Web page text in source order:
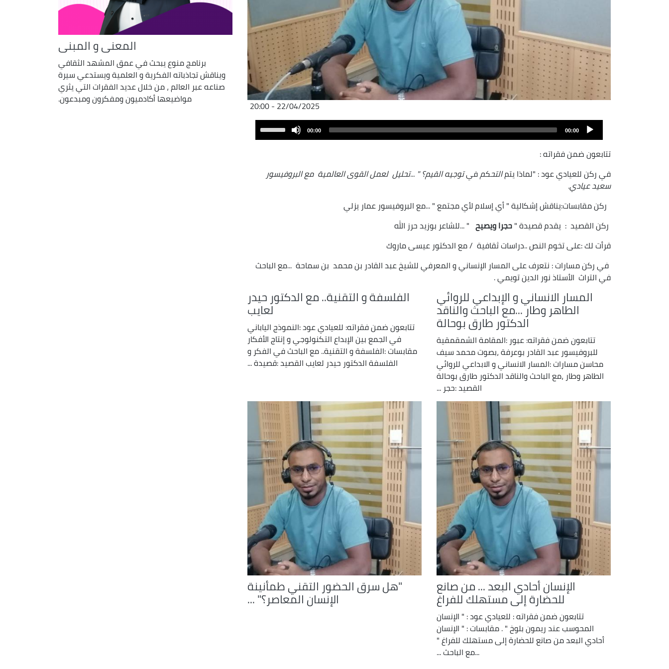
22/04/2025 - 20:00
Player
00:00
00:00
تتابعون ضمن فقراته :
في ركن للعيادي عود : "لماذا يتمالتحكمفيتوجيه القيم؟ " ...تحليل لعمل القوى العالمية مع البروفيسور
سعيد عيادي.
ركن مقابسات:يناقش إشكالية " أي إسلام لأي مجتمع " ...مع البروفيسور عمار يزلي
ركن القصيد : يقدم قصيدة "حجرا ويصيح " ...للشاعر بوزيد حرز الله
قرأت لك :على تخوم النص ..دراسات ثقافية / مع الدكتور عيسى ماروك
في ركن مسارات : نتعرف على المسار الإنساني و المعرفي للشيخ عبد القادر بن محمد بن سماحة ...مع الباحث
في التراث الأستاذ نور الدين تويمي .
المسار الانساني و الإبداعي للروائي
الطاهر وطار ...مع الباحث والناقد
الدكتور طارق بوحالة
تتابعون ضمن فقراته: عبور :المقامة الشمقمقية
للبروفيسور عبد القادر بوعرفة ،بصوت محمد سيف
محاسن مسارات :المسار الانساني و الابداعي للروائي
الطاهر وطار ،مع الباحث والناقد الدكتور طارق بوحالة
القصيد :حجر ...
الفلسفة و التقنية.. مع الدكتور حيدر
لعايب
تتابعون ضمن فقراته: للعيادي عود :النموذج الياباني
في الجمع بين الإبداع التكنولوجي و إنتاج الأفكار
مقابسات :الفلسفة و التقنية.. مع الباحث في الفكر و
الفلسفة الدكتور حيدر لعايب القصيد :قصيدة ...
الإنسان أحادي البعد ... من صانع
للحضارة إلى مستهلك للفراغ
تتابعون ضمن فقراته : للعيادي عود : " الإنسان
المحوسب عند ريمون بلوخ " . مقابسات : " الإنسان
أحادي البعد من صانع للحضارة إلى مستهلك للفراغ "
...مع الباحث ...
"هل سرق الحضور التقني طمأنينة
الإنسان المعاصر؟" ...
المعنى و المبنى
برنامج منوع يبحث في عمق المشهد الثقافي
ويناقش تجاذباته الفكرية و العلمية ويستدعي سيرة
صناعه عبر العالم ، من خلال عديد الفقرات التي يثري
مواضيعها أكادميون ومفكرون ومبدعون.